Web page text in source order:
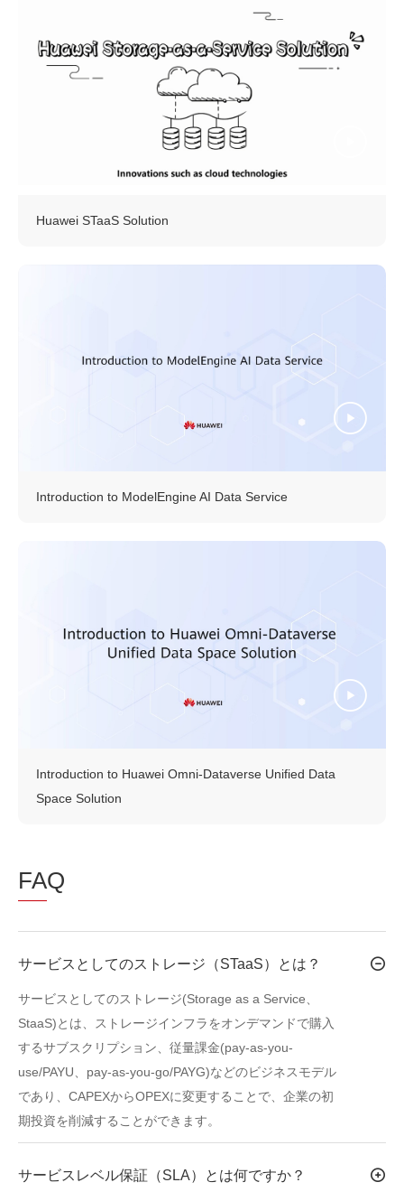
Huawei STaaS Solution
Introduction to ModelEngine AI Data Service
Introduction to Huawei Omni-Dataverse Unified Data
Space Solution
FAQ
サービスとしてのストレージ（STaaS）とは？
サービスとしてのストレージ(Storage as a Service、
StaaS)とは、ストレージインフラをオンデマンドで購入
するサブスクリプション、従量課金(pay-as-you-
use/PAYU、pay-as-you-go/PAYG)などのビジネスモデル
であり、CAPEXからOPEXに変更することで、企業の初
期投資を削減することができます。
サービスレベル保証（SLA）とは何ですか？